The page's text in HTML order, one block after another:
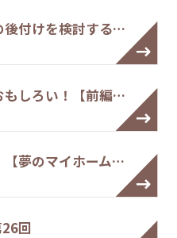
後付けを検討する…
しろい！【前編…
夢のマイホーム…
回